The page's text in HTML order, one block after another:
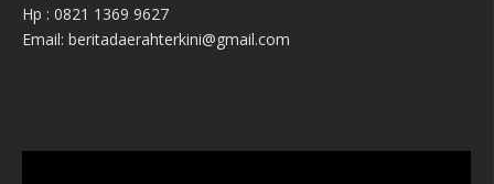
Hp : 0821 1369 9627
Email: beritadaerahterkini@gmail.com